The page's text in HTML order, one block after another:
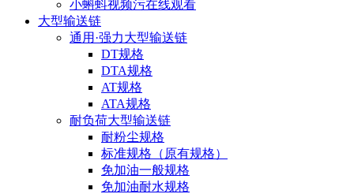
小蝌蚪视频污在线观看
大型输送链
通用·强力大型输送链
DT规格
DTA规格
AT规格
ATA规格
耐负荷大型输送链
耐粉尘规格
标准规格（原有规格）
免加油一般规格
免加油耐水规格